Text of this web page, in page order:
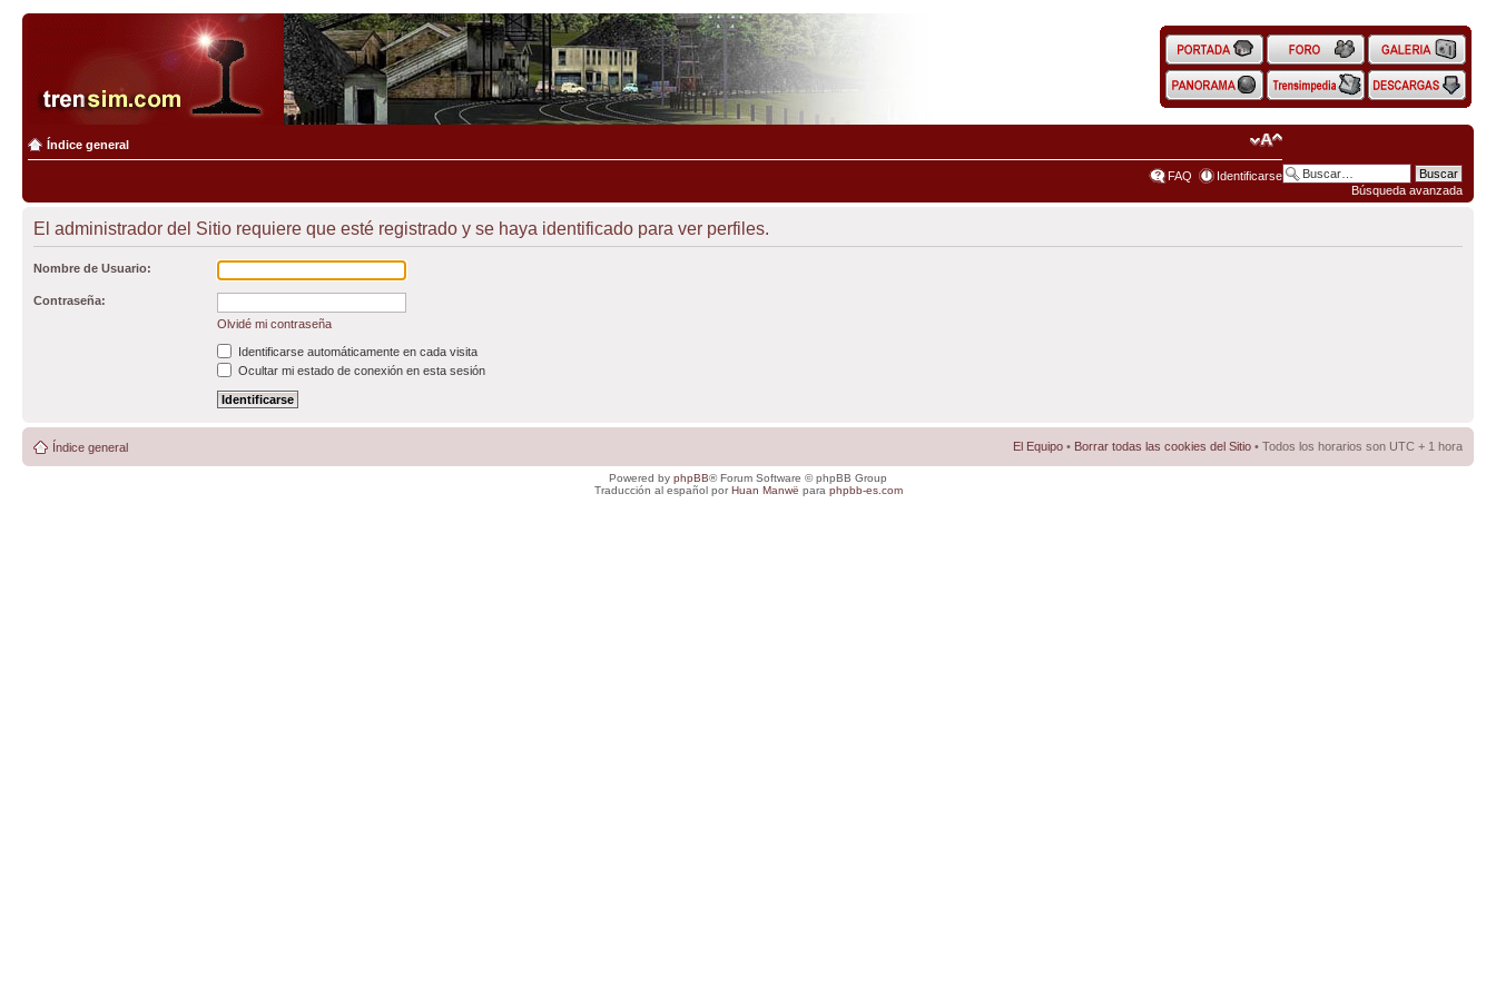
Búsqueda avanzada
Índice general
FAQ Identificarse
El administrador del Sitio requiere que esté registrado y se haya identificado para ver perfiles.
Nombre de Usuario:
Contraseña:
Olvidé mi contraseña
Identificarse automáticamente en cada visita
Ocultar mi estado de conexión en esta sesión
Índice general El Equipo • Borrar todas las cookies del Sitio • Todos los horarios son UTC + 1 hora
Powered by phpBB® Forum Software © phpBB Group
Traducción al español porHuan Manwë para phpbb-es.com